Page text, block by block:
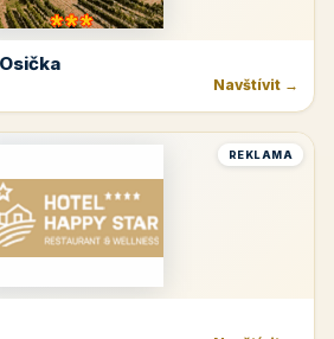
Navštívit →
REKLAMA